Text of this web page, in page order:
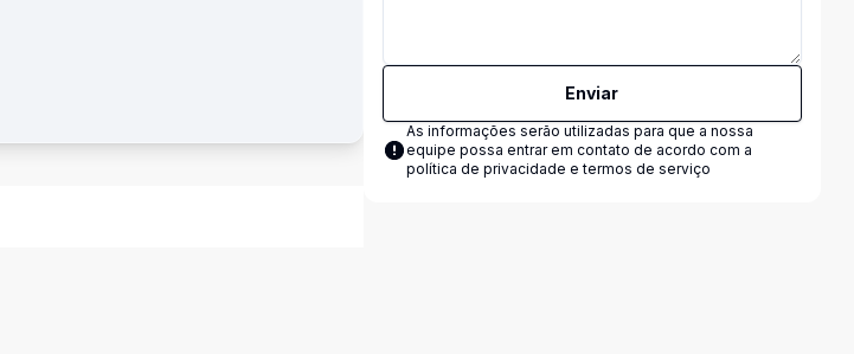
Enviar
As informações serão utilizadas para que a nossa
equipe possa entrar em contato de acordo com a
política de privacidade e termos de serviço